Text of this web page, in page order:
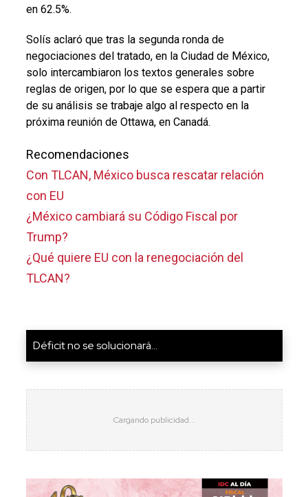
en 62.5%.
Solís aclaró que tras la segunda ronda de
negociaciones del tratado, en la Ciudad de México,
solo intercambiaron los textos generales sobre
reglas de origen, por lo que se espera que a partir
de su análisis se trabaje algo al respecto en la
próxima reunión de Ottawa, en Canadá.
Recomendaciones
Con TLCAN, México busca rescatar relación
con EU
¿México cambiará su Código Fiscal por
Trump?
¿Qué quiere EU con la renegociación del
TLCAN?
Déficit no se solucionará...